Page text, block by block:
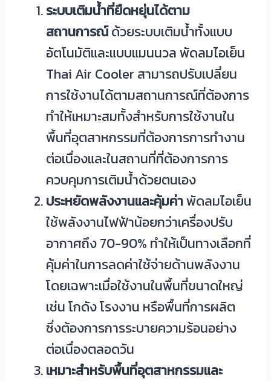
ระบบเติมน้ำที่ยืดหยุ่นได้ตาม
สถานการณ์ด้วยระบบเติมน้ำทั้งแบบ
อัตโนมัติและแบบแมนนวล พัดลมไอเย็น
Thai Air Cooler สามารถปรับเปลี่ยน
การใช้งานได้ตามสถานการณ์ที่ต้องการ
ทำให้เหมาะสมทั้งสำหรับการใช้งานใน
พื้นที่อุตสาหกรรมที่ต้องการการทำงาน
ต่อเนื่องและในสถานที่ที่ต้องการการ
ควบคุมการเติมน้ำด้วยตนเอง
ประหยัดพลังงานและคุ้มค่าพัดลมไอเย็น
ใช้พลังงานไฟฟ้าน้อยกว่าเครื่องปรับ
อากาศถึง 70-90% ทำให้เป็นทางเลือกที่
คุ้มค่าในการลดค่าใช้จ่ายด้านพลังงาน
โดยเฉพาะเมื่อใช้งานในพื้นที่ขนาดใหญ่
เช่น โกดัง โรงงาน หรือพื้นที่การผลิต
ซึ่งต้องการการระบายความร้อนอย่าง
ต่อเนื่องตลอดวัน
เหมาะสำหรับพื้นที่อุตสาหกรรมและ